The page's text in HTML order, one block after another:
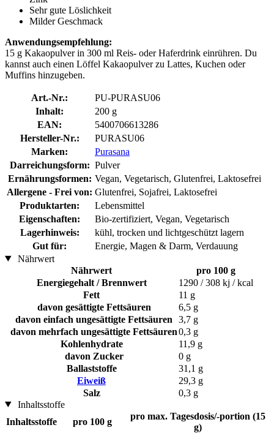
Sehr gute Löslichkeit
Milder Geschmack
Anwendungsempfehlung:
15 g Kakaopulver in 300 ml Reis- oder Haferdrink einrühren. Du
kannst auch einen Löffel Kakaopulver zu Lattes, Kuchen oder
Muffins hinzugeben.
Art.-Nr.:
PU-PURASU06
Inhalt:
200 g
EAN:
5400706613286
Hersteller-Nr.:
PURASU06
Marken:
Purasana
Darreichungsform: Pulver
Ernährungsformen: Vegan, Vegetarisch, Glutenfrei, Laktosefrei
Allergene - Frei von: Glutenfrei, Sojafrei, Laktosefrei
Produktarten:
Lebensmittel
Eigenschaften:
Bio-zertifiziert, Vegan, Vegetarisch
Lagerhinweis:
kühl, trocken und lichtgeschützt lagern
Gut für:
Energie, Magen & Darm, Verdauung
Nährwert
Nährwert
pro 100 g
Energiegehalt / Brennwert
1290 / 308 kj / kcal
Fett
11 g
davon gesättigte Fettsäuren
6,5 g
davon einfach ungesättigte Fettsäuren
3,7 g
davon mehrfach ungesättigte Fettsäuren0,3 g
Kohlenhydrate
11,9 g
davon Zucker
0 g
Ballaststoffe
31,1 g
Eiweiß
29,3 g
Salz
0,3 g
Inhaltsstoffe
Inhaltsstoffe
pro 100 g
pro max. Tagesdosis/-portion (15
g)